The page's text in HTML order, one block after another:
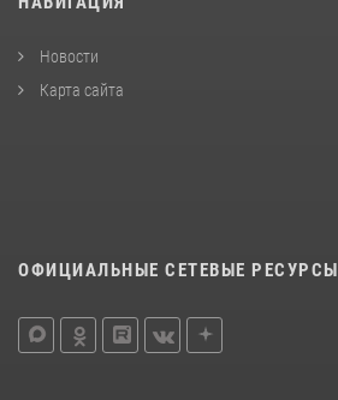
Новости
Карта сайта
ОФИЦИАЛЬНЫЕ СЕТЕВЫЕ РЕСУРСЫ